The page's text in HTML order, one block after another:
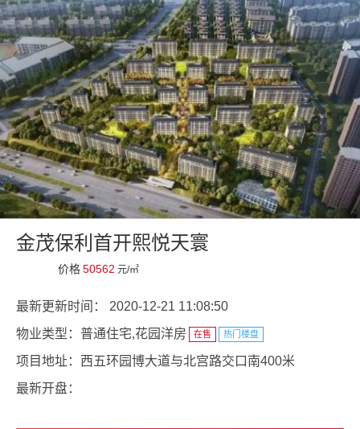
金茂保利首开熙悦天寰
价格 50562 元/㎡
最新更新时间：
2020-12-21 11:08:50
物业类型： 普通住宅,花园洋房 在售 热门楼盘
项目地址： 西五环园博大道与北宫路交口南400米
最新开盘：